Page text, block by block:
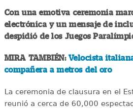
Con una emotiva ceremonia
electrónica y un mensaje de
despidió de los Juegos
MIRA TAMBIÉN:Velocista
compañera a metros del oro
La ceremonia de clausura en el
reunió a cerca de 60,000